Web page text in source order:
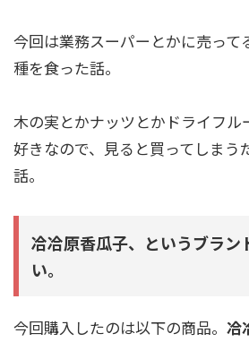
今回は業務スーパーとかに売って
種を食った話。
木の実とかナッツとかドライフル
好きなので、見ると買ってしまう
話。
冾冾原香瓜子、というブラン
い。
今回購入したのは以下の商品。 冾